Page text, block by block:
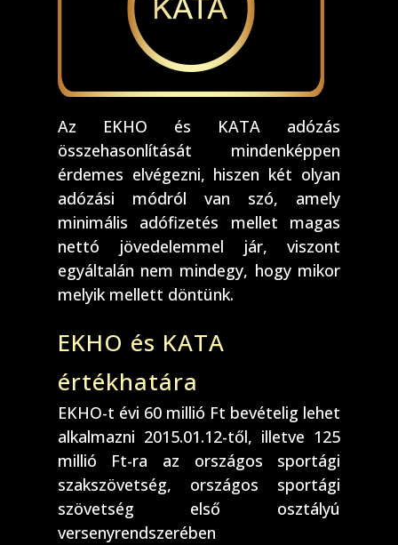
Az EKHO és KATA adózás
összehasonlítását mindenképpen
érdemes elvégezni, hiszen két olyan
adózási módról van szó, amely
minimális adófizetés mellet magas
nettó jövedelemmel jár, viszont
egyáltalán nem mindegy, hogy mikor
melyik mellett döntünk.
EKHO és KATA
értékhatára
EKHO-t évi 60 millió Ft bevételig lehet
alkalmazni 2015.01.12-től, illetve 125
millió Ft-ra az országos sportági
szakszövetség, országos sportági
szövetség első osztályú
versenyrendszerében